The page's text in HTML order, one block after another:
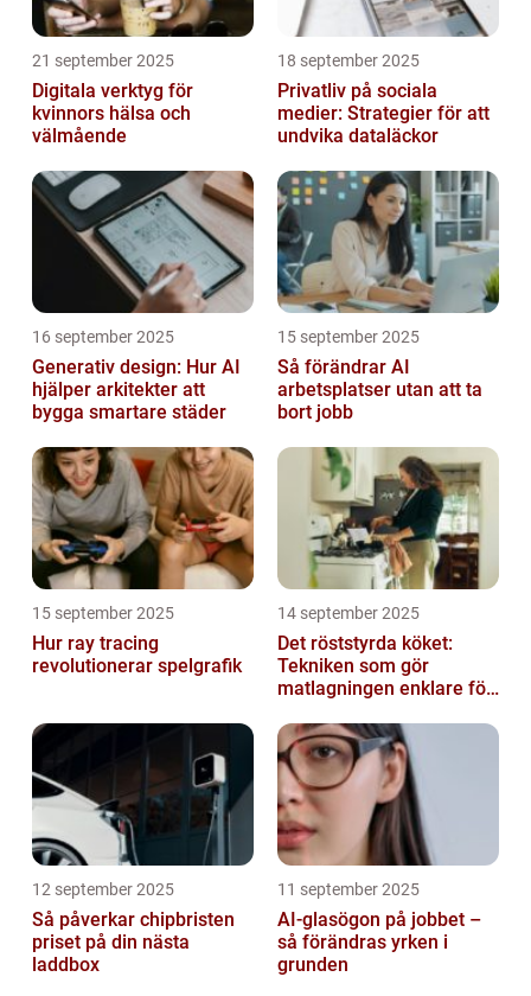
21 september 2025
Digitala verktyg för
kvinnors hälsa och
välmående
18 september 2025
Privatliv på sociala
medier: Strategier för att
undvika dataläckor
16 september 2025
Generativ design: Hur AI
hjälper arkitekter att
bygga smartare städer
15 september 2025
Så förändrar AI
arbetsplatser utan att ta
bort jobb
15 september 2025
Hur ray tracing
revolutionerar spelgrafik
14 september 2025
Det röststyrda köket:
Tekniken som gör
matlagningen enklare för
12 september 2025
Så påverkar chipbristen
priset på din nästa
laddbox
11 september 2025
AI-glasögon på jobbet –
så förändras yrken i
grunden